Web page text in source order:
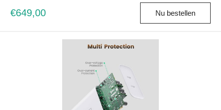
€649,00 Nu bestellen